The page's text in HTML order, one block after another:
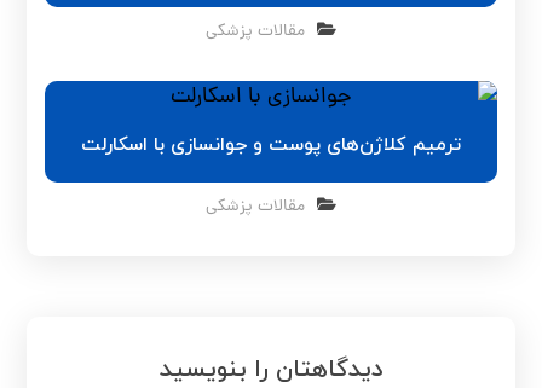
مقالات پزشکی
ترمیم کلاژن‌های پوست و جوانسازی با اسکارلت
مقالات پزشکی
دیدگاهتان را بنویسید